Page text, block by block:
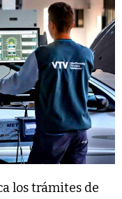
los trámites de